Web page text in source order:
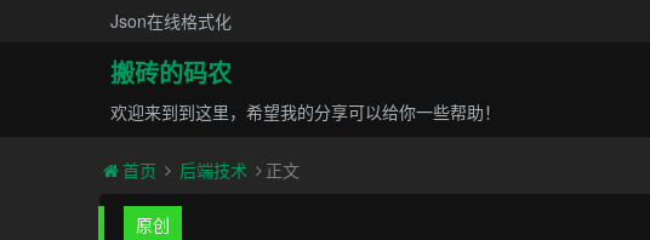
Json在线格式化
搬砖的码农
欢迎来到到这里，希望我的分享可以给你一些帮助！
首页 后端技术 正文
原创